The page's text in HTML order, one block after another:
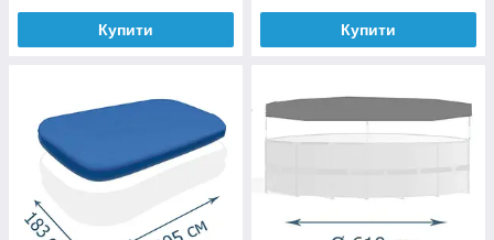
Купити Купити